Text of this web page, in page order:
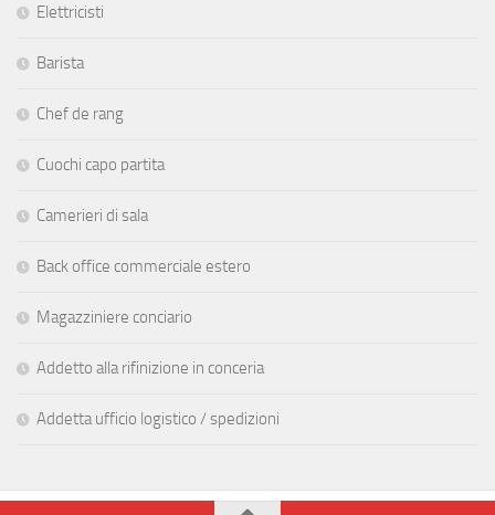
Elettricisti
Barista
Chef de rang
Cuochi capo partita
Camerieri di sala
Back office commerciale estero
Magazziniere conciario
Addetto alla rifinizione in conceria
Addetta ufficio logistico / spedizioni